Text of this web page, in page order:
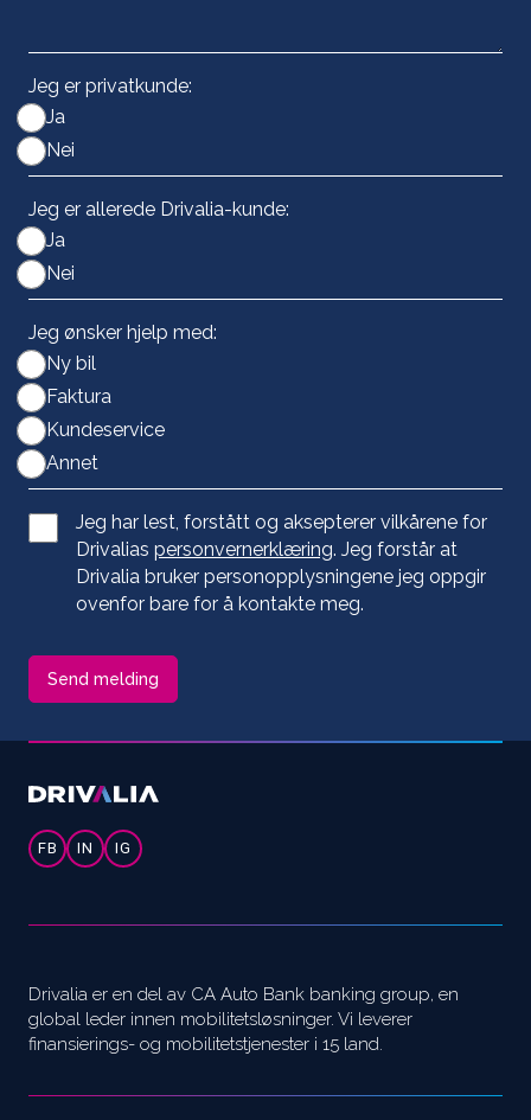
Jeg er privatkunde:
Ja
Nei
Jeg er allerede Drivalia-kunde:
Ja
Nei
Jeg ønsker hjelp med:
Ny bil
Faktura
Kundeservice
Annet
Jeg har lest, forstått og aksepterer vilkårene for
Drivalias personvernerklæring. Jeg forstår at
Drivalia bruker personopplysningene jeg oppgir
ovenfor bare for å kontakte meg.
FB IN IG
Drivalia er en del av CA Auto Bank banking group, en
global leder innen mobilitetsløsninger. Vi leverer
finansierings- og mobilitetstjenester i 15 land.